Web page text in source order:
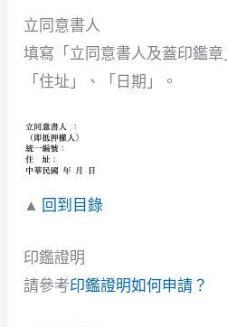
立同意書人
填寫「立同意書人及蓋印鑑
「住址」、「日期」。
▲ 回到目錄
印鑑證明
請參考印鑑證明如何申請？